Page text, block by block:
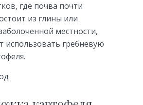
где почва почти
из глины или
местности,
использовать гребневую